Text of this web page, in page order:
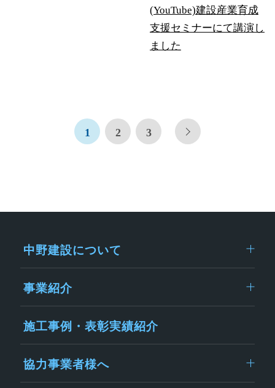
(YouTube)建設産業育成
支援セミナーにて講演し
ました
1 2 3
中野建設について
事業紹介
施工事例・表彰実績紹介
協力事業者様へ